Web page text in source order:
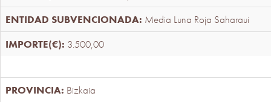
Media Luna Roja Saharaui
3.500,00
Bizkaia